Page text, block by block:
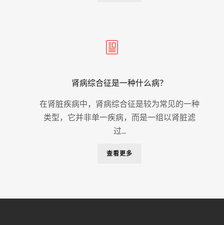
肾病综合征是一种什么病？
在肾脏疾病中，肾病综合征是较为常见的一种
类型，它并非单一疾病，而是一组以肾脏滤
过...
查看更多